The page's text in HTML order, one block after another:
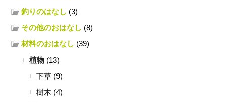
釣りのはなし (3)
その他のおはなし (8)
材料のおはなし (39)
植物 (13)
下草 (9)
樹木 (4)